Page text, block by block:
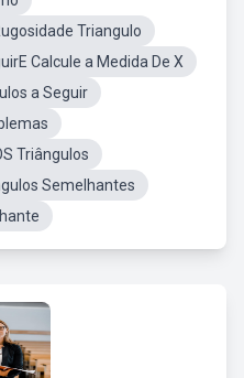
Triangulo
Calcule a Medida De X
a Seguir
Triângulos
Semelhantes